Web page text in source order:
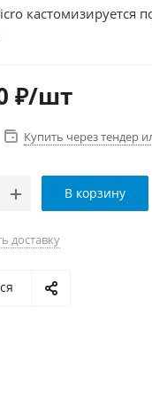
кастомизируется
₽/шт
Купить через тендер
В корзину
доставку